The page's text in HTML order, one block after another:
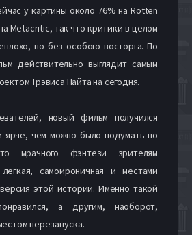
у картины около 76% на Rotten
Metacritic, так что критики в целом
но без особого восторга. По
действительно выглядит самым
Трэвиса Найта на сегодня.
новый фильм получился
ярче, чем можно было подумать по
мрачного фэнтези зрителям
самоироничная и местами
этой истории. Именно такой
а другим, наоборот,
перезапуска.